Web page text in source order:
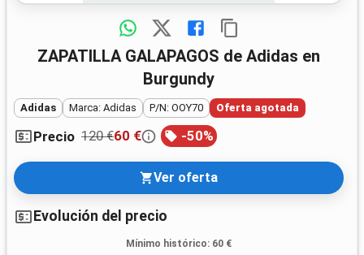
ZAPATILLA GALAPAGOS de Adidas en
Burgundy
Adidas Marca: Adidas P/N: OOY70 Oferta agotada
Precio 120 €60 € -50%
Ver oferta
Evolución del precio
Mínimo histórico: 60 €